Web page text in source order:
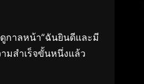
กาลหน้า“ฉันยินดีและมี
มสำเร็จขั้นหนึ่งแล้ว